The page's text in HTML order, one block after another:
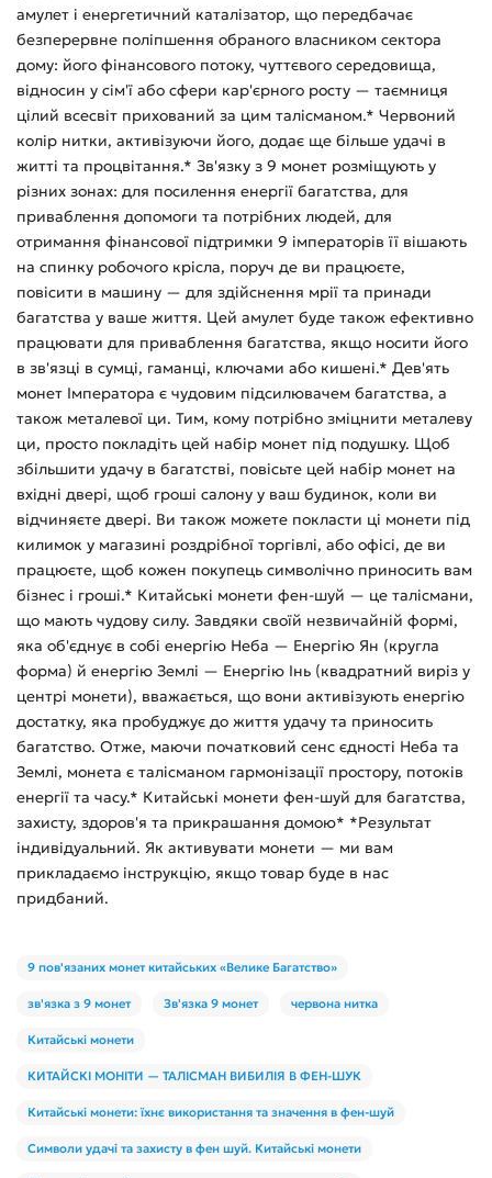
амулет і енергетичний каталізатор, що передбачає
безперервне поліпшення обраного власником сектора
дому: його фінансового потоку, чуттєвого середовища,
відносин у сім'ї або сфери кар'єрного росту — таємниця
цілий всесвіт прихований за цим талісманом.* Червоний
колір нитки, активізуючи його, додає ще більше удачі в
житті та процвітання.* Зв'язку з 9 монет розміщують у
різних зонах: для посилення енергії багатства, для
приваблення допомоги та потрібних людей, для
отримання фінансової підтримки 9 імператорів її вішають
на спинку робочого крісла, поруч де ви працюєте,
повісити в машину — для здійснення мрії та принади
багатства у ваше життя. Цей амулет буде також ефективно
працювати для приваблення багатства, якщо носити його
в зв'язці в сумці, гаманці, ключами або кишені.* Дев'ять
монет Імператора є чудовим підсилювачем багатства, а
також металевої ци. Тим, кому потрібно зміцнити металеву
ци, просто покладіть цей набір монет під подушку. Щоб
збільшити удачу в багатстві, повісьте цей набір монет на
вхідні двері, щоб гроші салону у ваш будинок, коли ви
відчиняєте двері. Ви також можете покласти ці монети під
килимок у магазині роздрібної торгівлі, або офісі, де ви
працюєте, щоб кожен покупець символічно приносить вам
бізнес і гроші.* Китайські монети фен-шуй — це талісмани,
що мають чудову силу. Завдяки своїй незвичайній формі,
яка об'єднує в собі енергію Неба — Енергію Ян (кругла
форма) й енергію Землі — Енергію Інь (квадратний виріз у
центрі монети), вважається, що вони активізують енергію
достатку, яка пробуджує до життя удачу та приносить
багатство. Отже, маючи початковий сенс єдності Неба та
Землі, монета є талісманом гармонізації простору, потоків
енергії та часу.* Китайські монети фен-шуй для багатства,
захисту, здоров'я та прикрашання домою* *Результат
індивідуальний. Як активувати монети — ми вам
прикладаємо інструкцію, якщо товар буде в нас
придбаний.
9 пов'язаних монет китайських «Велике Багатство»
зв'язка з 9 монет Зв'язка 9 монет червона нитка
Китайські монети
КИТАЙСКІ МОНІТИ — ТАЛІСМАН ВИБИЛІЯ В ФЕН-ШУК
Китайські монети: їхнє використання та значення в фен-шуй
Символи удачі та захисту в фен шуй. Китайські монети